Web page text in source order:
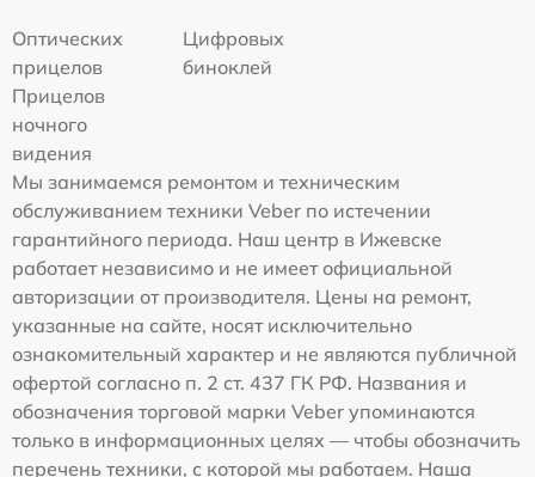
Оптических
прицелов
Цифровых
биноклей
Прицелов
ночного
видения
Мы занимаемся ремонтом и техническим
обслуживанием техники Veber по истечении
гарантийного периода. Наш центр в Ижевске
работает независимо и не имеет официальной
авторизации от производителя. Цены на ремонт,
указанные на сайте, носят исключительно
ознакомительный характер и не являются публичной
офертой согласно п. 2 ст. 437 ГК РФ. Названия и
обозначения торговой марки Veber упоминаются
только в информационных целях — чтобы обозначить
перечень техники, с которой мы работаем. Наша